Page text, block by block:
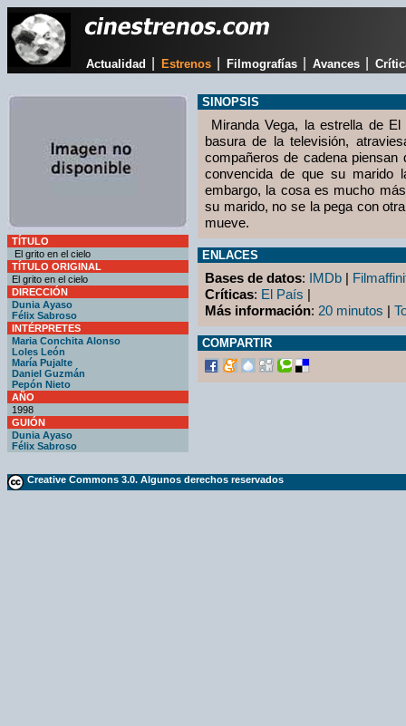
Actualidad Estrenos Filmografías Avances
TÍTULO
El grito en el cielo
TÍTULO ORIGINAL
El grito en el cielo
DIRECCIÓN
Dunia Ayaso
Félix Sabroso
INTÉRPRETES
Maria Conchita Alonso
Loles León
María Pujalte
Daniel Guzmán
Pepón Nieto
AÑO
1998
GUIÓN
Dunia Ayaso
Félix Sabroso
SINOPSIS
Miranda Vega, la estrella de
basura de la televisión,
compañeros de cadena
convencida de que su marido
embargo, la cosa es mucho
su marido, no se la pega con
mueve.
ENLACES
Bases de datos: IMDb |
Críticas: El País |
Más información: 20 minutos |
COMPARTIR
Creative Commons 3.0. Algunos derechos reservados